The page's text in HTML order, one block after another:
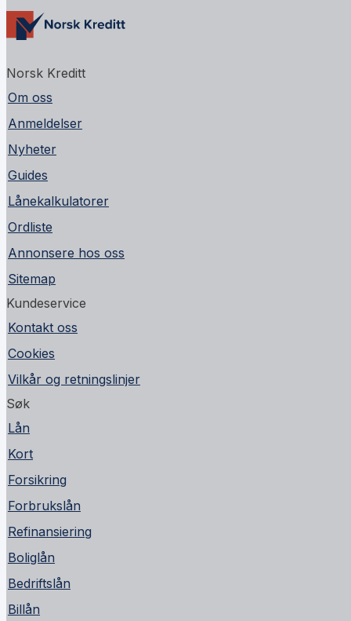
Norsk Kreditt
Om oss
Anmeldelser
Nyheter
Guides
Lånekalkulatorer
Ordliste
Annonsere hos oss
Sitemap
Kundeservice
Kontakt oss
Cookies
Vilkår og retningslinjer
Søk
Lån
Kort
Forsikring
Forbrukslån
Refinansiering
Boliglån
Bedriftslån
Billån